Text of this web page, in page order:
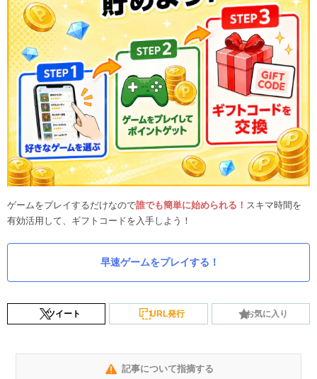
ゲームをプレイするだけなので誰でも簡単に始められる！ スキマ時間を
有効活用して、ギフトコードを入手しよう！
早速ゲームをプレイする！
ツイート URL発行 お気に入り
記事について指摘する